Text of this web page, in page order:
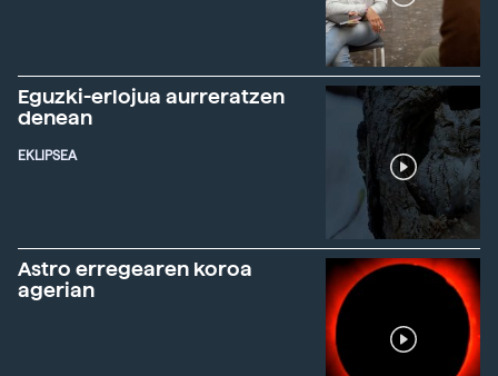
Eguzki-erlojua aurreratzen
denean
EKLIPSEA
Astro erregearen koroa
agerian